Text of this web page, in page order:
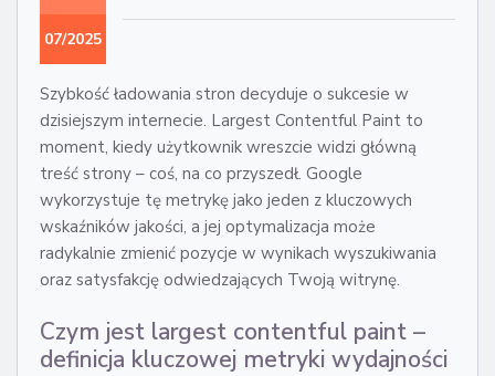
07/2025
Szybkość ładowania stron decyduje o sukcesie w
dzisiejszym internecie. Largest Contentful Paint to
moment, kiedy użytkownik wreszcie widzi główną
treść strony – coś, na co przyszedł. Google
wykorzystuje tę metrykę jako jeden z kluczowych
wskaźników jakości, a jej optymalizacja może
radykalnie zmienić pozycje w wynikach wyszukiwania
oraz satysfakcję odwiedzających Twoją witrynę.
Czym jest largest contentful paint –
definicja kluczowej metryki wydajności